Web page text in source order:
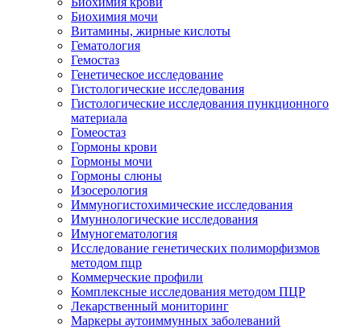
Биохимия мочи
Витамины, жирные кислоты
Гематология
Гемостаз
Генетическое исследование
Гистологические исследования
Гистологические исследования пункционного
материала
Гомеостаз
Гормоны крови
Гормоны мочи
Гормоны слюны
Изосерология
Иммуногистохимические исследования
Имуннологические исследования
Имуногематология
Исследование генетических полиморфизмов
методом пцр
Коммерческие профили
Комплексные исследования методом ПЦР
Лекарственный мониторинг
Маркеры аутоиммунных заболеваний